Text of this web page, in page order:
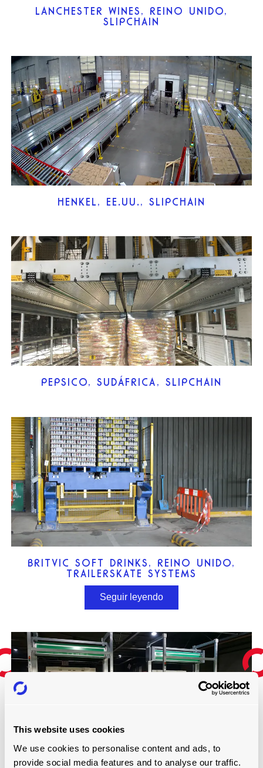
This website uses cookies
We use cookies to personalise content and ads, to
provide social media features and to analyse our traffic.
LANCHESTER WINES, REINO UNIDO,
SLIPCHAIN
HENKEL, EE.UU., SLIPCHAIN
PEPSICO, SUDÁFRICA, SLIPCHAIN
BRITVIC SOFT DRINKS, REINO UNIDO,
TRAILERSKATE SYSTEMS
Seguir leyendo